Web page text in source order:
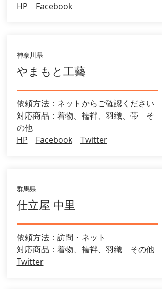
HP
Facebook
神奈川県
やまもと工藝
依頼方法：ネットからご確認ください
​対応商品：着物、襦袢、羽織、帯 そ
の他
HP
Facebook Twitter
群馬県
仕立屋 中里
依頼方法：訪問・ネット
対応商品：着物、襦袢、羽織 その他
Twitter